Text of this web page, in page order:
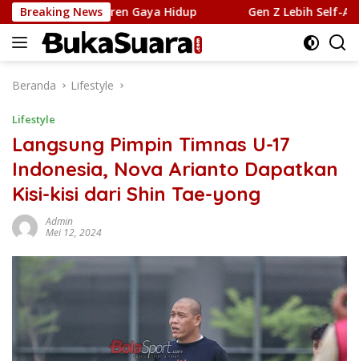
Langsung
ke
konten
Breaking News
dan Tren Gaya Hidup Gen Z Lebih Self-Aware
Beranda Lifestyle
Lifestyle
Langsung Pimpin Timnas U-17
Indonesia, Nova Arianto Dapatkan
Kisi-kisi dari Shin Tae-yong
Admin
Mei 12, 2024